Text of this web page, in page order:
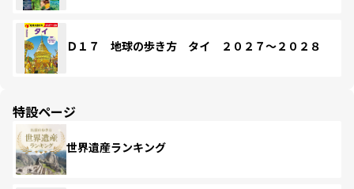
Ｄ１７ 地球の歩き方 タイ ２０２７～２０２８
特設ページ
世界遺産ランキング